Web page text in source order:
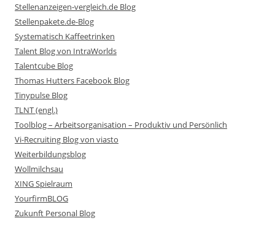
Stellenanzeigen-vergleich.de Blog
Stellenpakete.de-Blog
Systematisch Kaffeetrinken
Talent Blog von IntraWorlds
Talentcube Blog
Thomas Hutters Facebook Blog
Tinypulse Blog
TLNT (engl.)
Toolblog – Arbeitsorganisation – Produktiv und Persönlich
Vi-Recruiting Blog von viasto
Weiterbildungsblog
Wollmilchsau
XING Spielraum
YourfirmBLOG
Zukunft Personal Blog